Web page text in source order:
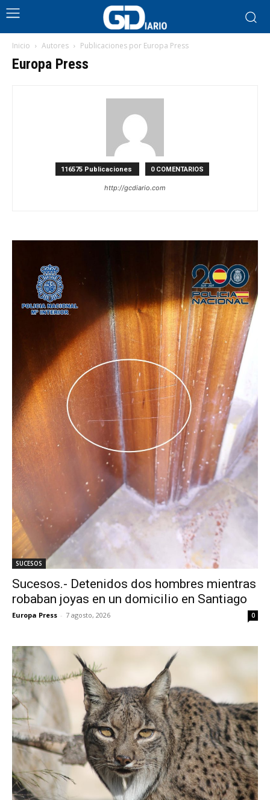
Inicio Autores Publicaciones por Europa Press
Europa Press
116575 Publicaciones 0 COMENTARIOS
http://gcdiario.com
SUCESOS
Sucesos.- Detenidos dos hombres mientras
robaban joyas en un domicilio en Santiago
Europa Press - 7 agosto, 2026 0